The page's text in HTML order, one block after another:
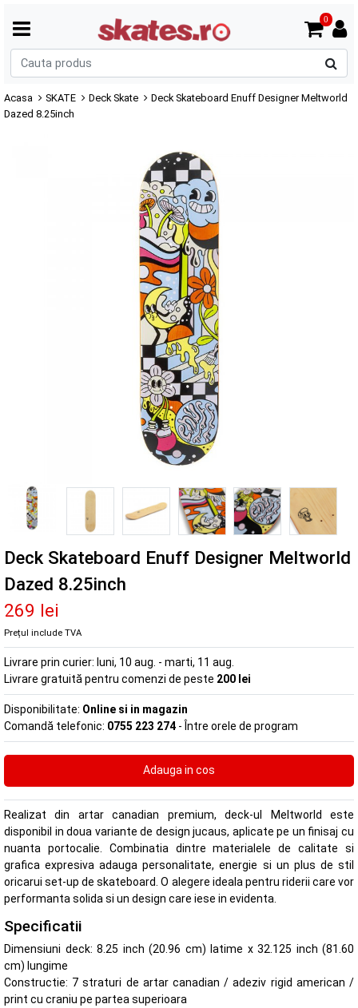
0
Acasa SKATE Deck Skate
Deck Skateboard Enuff Designer Meltworld
Dazed 8.25inch
Deck Skateboard Enuff Designer Meltworld
Dazed 8.25inch
269 lei
Prețul include TVA
Livrare prin curier: luni, 10 aug. - marti, 11 aug.
Livrare gratuită pentru comenzi de peste 200 lei
Disponibilitate: Online si in magazin
Comandă telefonic: 0755 223 274 - Între orele de program
Realizat din artar canadian premium, deck-ul Meltworld este
disponibil in doua variante de design jucaus, aplicate pe un finisaj cu
nuanta portocalie. Combinatia dintre materialele de calitate si
grafica expresiva adauga personalitate, energie si un plus de stil
oricarui set-up de skateboard. O alegere ideala pentru riderii care vor
performanta solida si un design care iese in evidenta.
Specificatii
Dimensiuni deck: 8.25 inch (20.96 cm) latime x 32.125 inch (81.60
cm) lungime
Constructie: 7 straturi de artar canadian / adeziv rigid american /
print cu craniu pe partea superioara